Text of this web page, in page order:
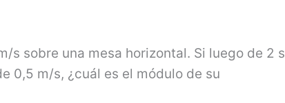
s sobre una mesa horizontal. Si luego de 2 s
0,5 m/s, ¿cuál es el módulo de su